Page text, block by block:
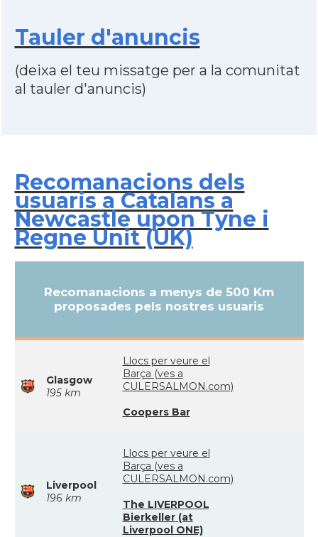
Tauler d'anuncis
(deixa el teu missatge per a la comunitat
al tauler d'anuncis)
Recomanacions dels
usuaris a Catalans a
Newcastle upon Tyne i
Regne Unit (UK)
Recomanacions a menys de 500 Km
proposades pels nostres usuaris
Glasgow
195 km
Llocs per veure el
Barça (ves a
CULERSALMON.com)
Coopers Bar
Liverpool
196 km
Llocs per veure el
Barça (ves a
CULERSALMON.com)
The LIVERPOOL
Bierkeller (at
Liverpool ONE)